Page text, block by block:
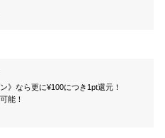
》なら更に¥100につき1pt還元！
能！